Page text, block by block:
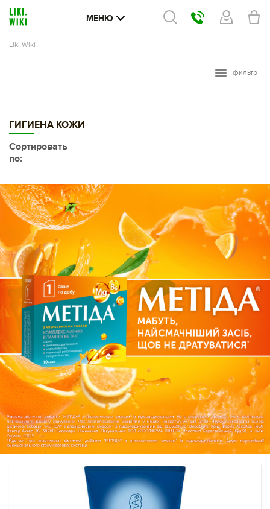
МЕНЮ
Liki Wiki
фильтр
ГИГИЕНА КОЖИ
Сортировать
по: